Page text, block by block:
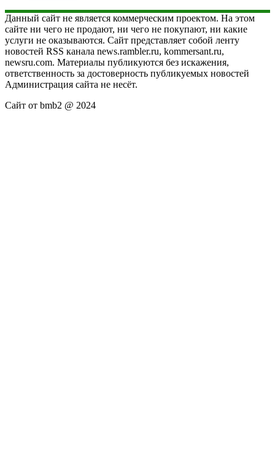
Данный сайт не является коммерческим проектом. На этом
сайте ни чего не продают, ни чего не покупают, ни какие
услуги не оказываются. Сайт представляет собой ленту
новостей RSS канала news.rambler.ru, kommersant.ru,
newsru.com. Материалы публикуются без искажения,
ответственность за достоверность публикуемых новостей
Администрация сайта не несёт.
Сайт от bmb2 @ 2024